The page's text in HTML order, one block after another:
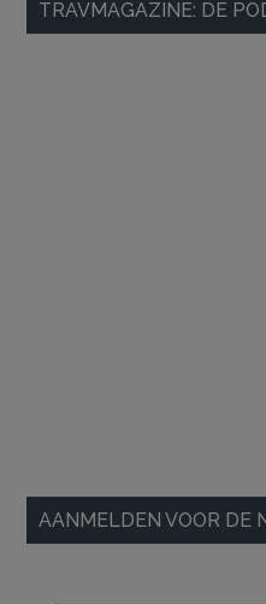
Sidebar
TRAVMAGAZINE: DE
AANMELDEN VOOR DE